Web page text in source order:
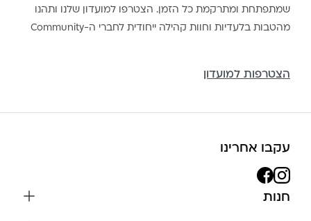
שמתפתחת ומתרקמת כל הזמן. הצטרפו למועדון שלנו ותהנו
מהטבות בלעדיות וחוות קהילה ייחודית לחברי ה-Community
הצטרפות למועדון
עקבו אחרינו
חנות